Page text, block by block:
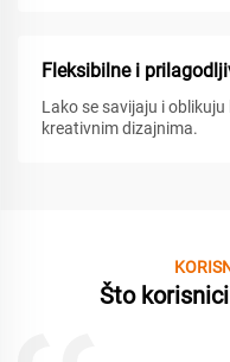
Fleksibilne i
Lako se savijaju i
kreativnim dizajnima.
Što